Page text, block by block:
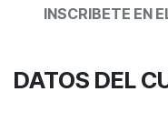
INSCRIBETE EN
DATOS DEL